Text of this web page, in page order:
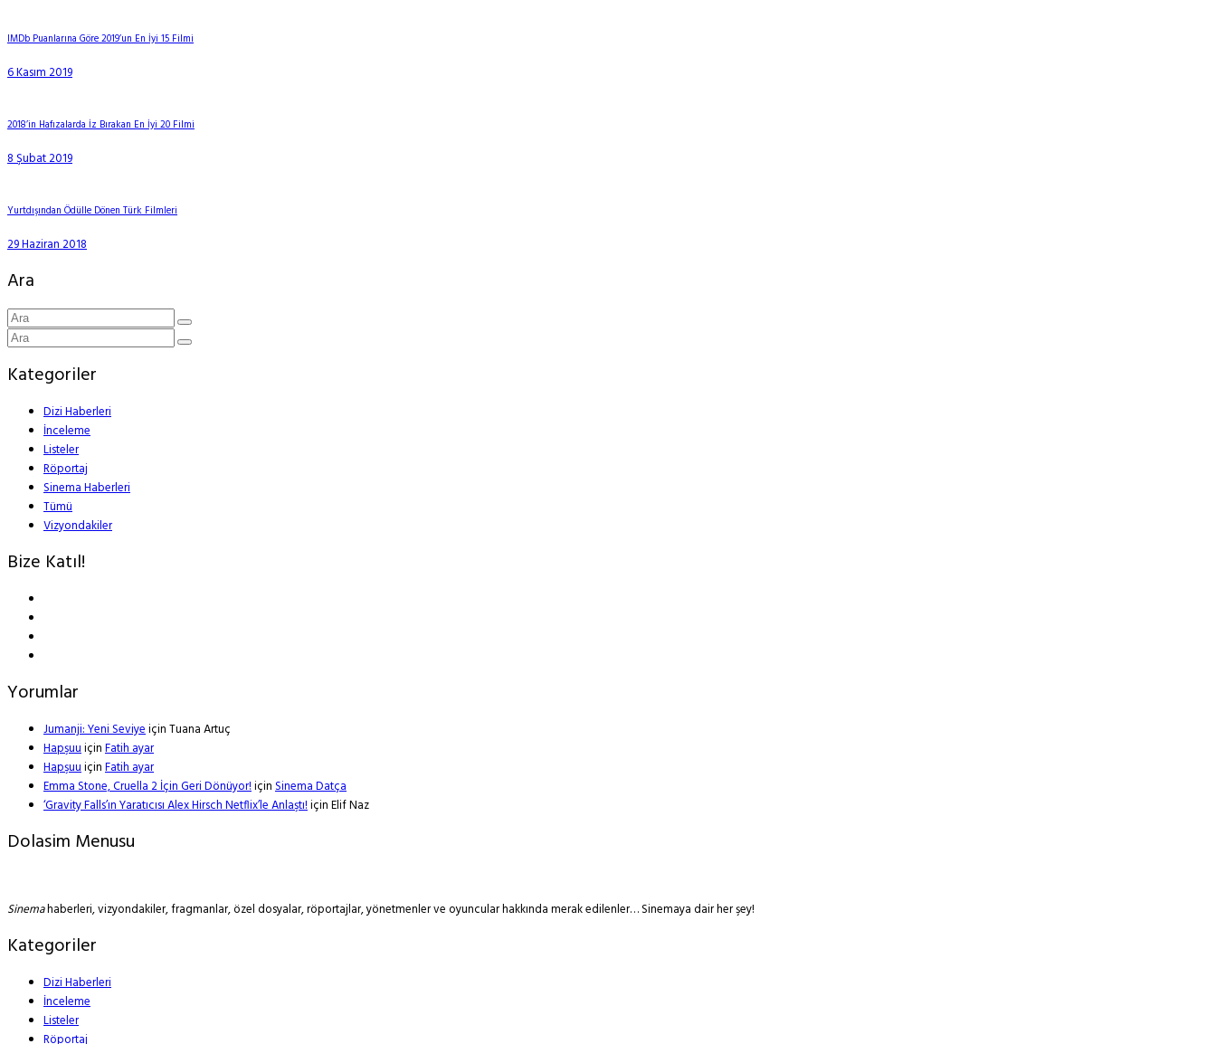
IMDb Puanlarına Göre 2019’un En İyi 15 Filmi
6 Kasım 2019
2018’in Hafızalarda İz Bırakan En İyi 20 Filmi
8 Şubat 2019
Yurtdışından Ödülle Dönen Türk Filmleri
29 Haziran 2018
Ara
Kategoriler
Dizi Haberleri
İnceleme
Listeler
Röportaj
Sinema Haberleri
Tümü
Vizyondakiler
Bize Katıl!
Yorumlar
Jumanji: Yeni SeviyeiçinTuana Artuç
HapşuuiçinFatih ayar
HapşuuiçinFatih ayar
Emma Stone, Cruella 2 İçin Geri Dönüyor!içinSinema Datça
‘Gravity Falls’ın Yaratıcısı Alex Hirsch Netflix’le Anlaştı!içinElif Naz
Dolasim Menusu
Sinemahaberleri, vizyondakiler, fragmanlar, özel dosyalar, röportajlar, yönetmenler ve oyuncular hakkında merak edilenler… Sinemaya dair her şey!
Kategoriler
Dizi Haberleri
İnceleme
Listeler
Röportaj